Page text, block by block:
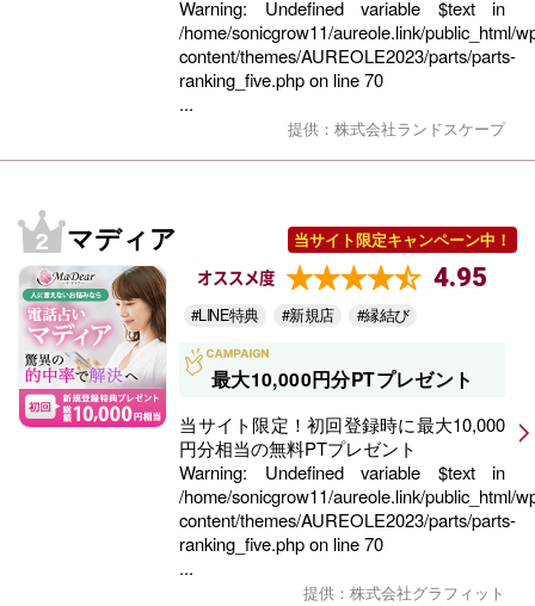
Warning: Undefined variable $text in
/home/sonicgrow11/aureole.link/public_html/
content/themes/AUREOLE2023/parts/parts-
ranking_five.phpon line70
...
提供：株式会社ランドスケープ
マディア 当サイト限定キャンペーン中！
オススメ度 4.95
#LINE特典 #新規店 #縁結び
最大10,000円分PTプレゼント
当サイト限定！初回登録時に最大10,000
円分相当の無料PTプレゼント
Warning: Undefined variable $text in
/home/sonicgrow11/aureole.link/public_html/
content/themes/AUREOLE2023/parts/parts-
ranking_five.phpon line70
...
提供：株式会社グラフィット